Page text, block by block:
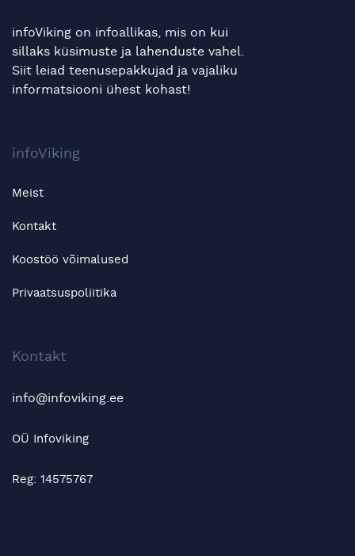
infoViking on infoallikas, mis on kui
sillaks küsimuste ja lahenduste vahel.
Siit leiad teenusepakkujad ja vajaliku
informatsiooni ühest kohast!
infoViking
Meist
Kontakt
Koostöö võimalused
Privaatsuspoliitika
Kontakt
info@infoviking.ee
OÜ Infoviking
Reg: 14575767